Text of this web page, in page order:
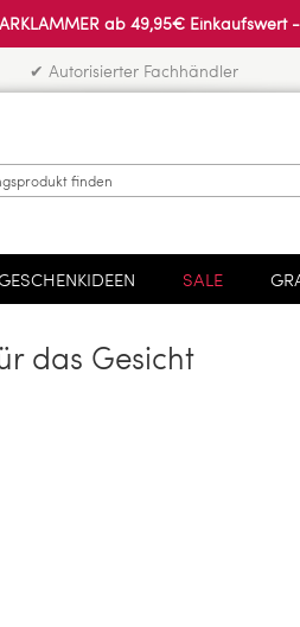
ab 49,95€
✔ Autorisierter Fachhändler
SALE
das Gesicht